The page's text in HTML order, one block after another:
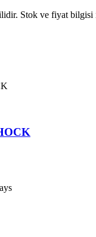
Stok ve fiyat bilgisi